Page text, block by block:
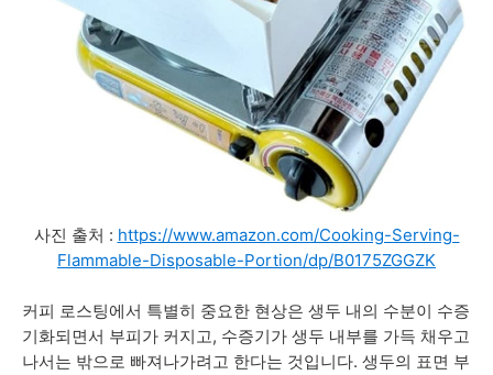
사진 출처 : https://www.amazon.com/Cooking-Serving-
Flammable-Disposable-Portion/dp/B0175ZGGZK
커피 로스팅에서 특별히 중요한 현상은 생두 내의 수분이 수증
기화되면서 부피가 커지고, 수증기가 생두 내부를 가득 채우고
나서는 밖으로 빠져나가려고 한다는 것입니다. 생두의 표면 부